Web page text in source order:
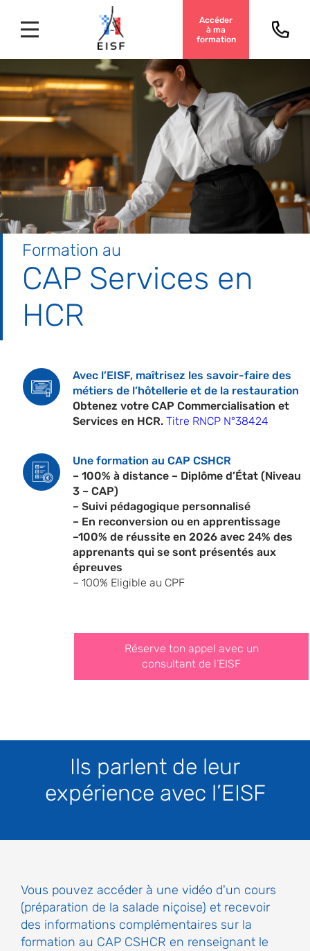
Accéder
à ma
formation
Formation au
CAP Services en
HCR
Avec l’EISF, maîtrisez les savoir-faire des
métiers de l’hôtellerie et de la restauration
Obtenez votre CAP Commercialisation et
Services en HCR. Titre RNCP N°38424
Une formation au CAP CSHCR
– 100% à distance – Diplôme d’État (Niveau
3 – CAP)
– Suivi pédagogique personnalisé
– En reconversion ou en apprentissage
–100% de réussite en 2026 avec 24% des
apprenants qui se sont présentés aux
épreuves
– 100% Eligible au CPF
Réserve ton appel avec un
consultant de l’EISF
Ils parlent de leur
expérience avec l’EISF
Vous pouvez accéder à une vidéo d'un cours
(préparation de la salade niçoise) et recevoir
des informations complémentaires sur la
formation au CAP CSHCR en renseignant le